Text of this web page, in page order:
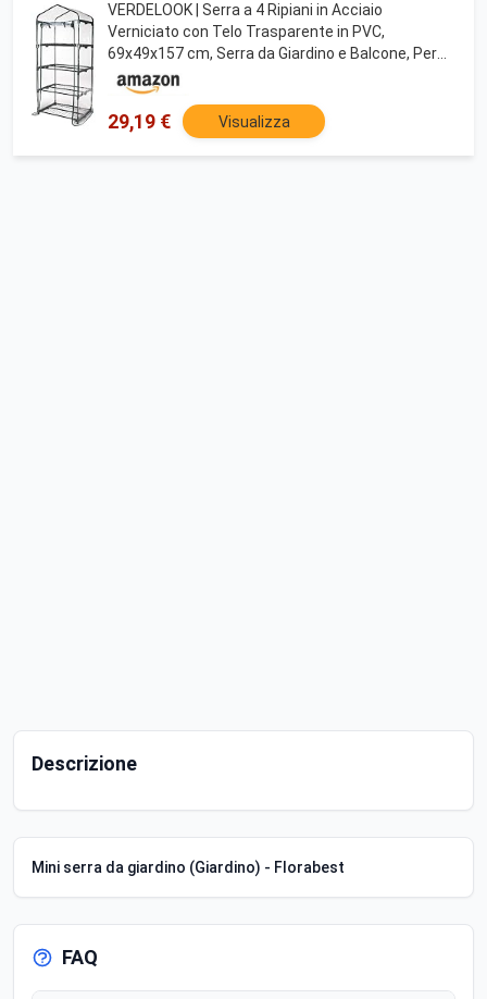
VERDELOOK | Serra a 4 Ripiani in Acciaio
Verniciato con Telo Trasparente in PVC,
69x49x157 cm, Serra da Giardino e Balcone, Per
Protezione Piante, Per Giardinaggio
29,19 € Visualizza
Descrizione
Mini serra da giardino (Giardino) - Florabest
FAQ